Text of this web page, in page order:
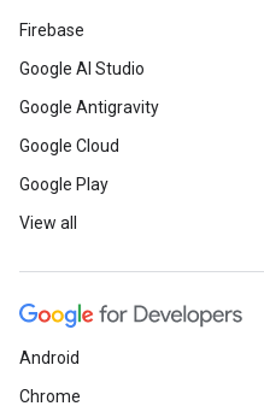
Firebase
Google AI Studio
Google Antigravity
Google Cloud
Google Play
View all
Android
Chrome